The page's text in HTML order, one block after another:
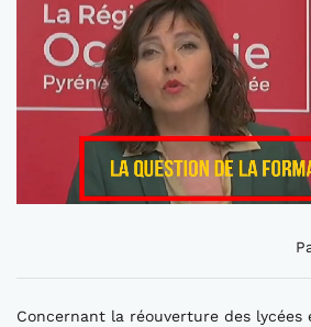
Concernant la réouverture des lycées